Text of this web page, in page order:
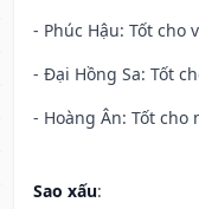
- Phúc Hậu: Tốt cho
- Đại Hồng Sa: Tốt
- Hoàng Ân: Tốt cho
Sao xấu: